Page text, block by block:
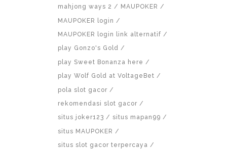
mahjong ways 2
MAUPOKER
MAUPOKER login
MAUPOKER login link alternatif
play Gonzo's Gold
play Sweet Bonanza here
play Wolf Gold at VoltageBet
pola slot gacor
rekomendasi slot gacor
situs joker123
situs mapan99
situs MAUPOKER
situs slot gacor terpercaya